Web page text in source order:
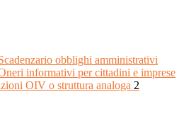
obblighi amministrativi
informativi per cittadini e imprese
OIV o struttura analoga 2